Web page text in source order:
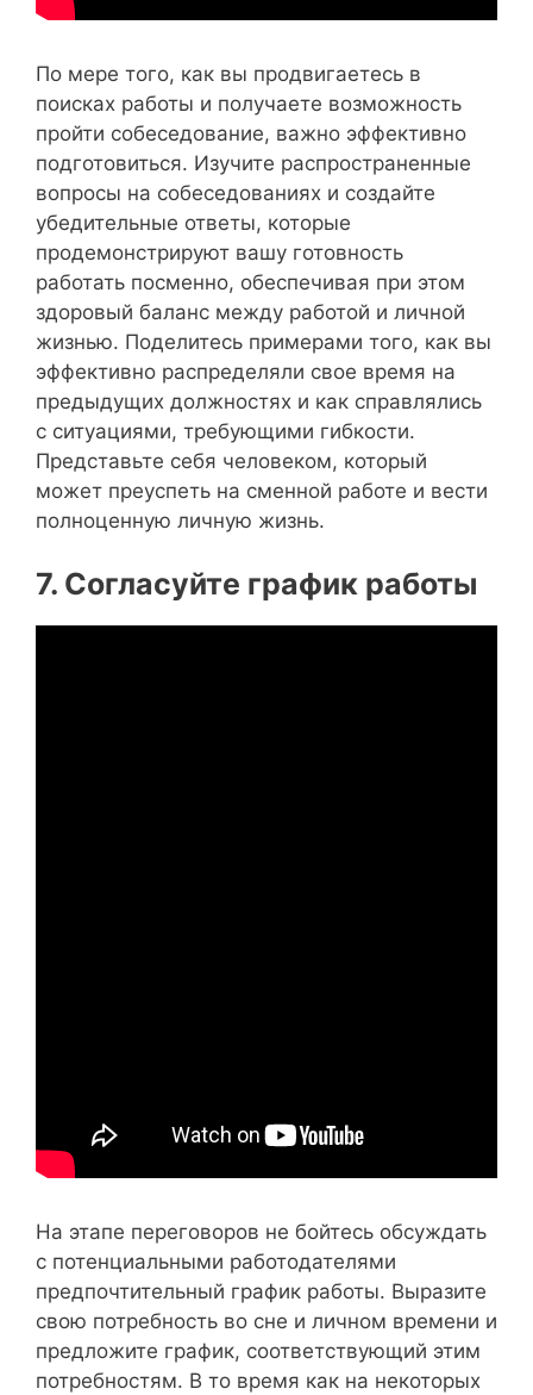
По мере того, как вы продвигаетесь в
поисках работы и получаете возможность
пройти собеседование, важно эффективно
подготовиться. Изучите распространенные
вопросы на собеседованиях и создайте
убедительные ответы, которые
продемонстрируют вашу готовность
работать посменно, обеспечивая при этом
здоровый баланс между работой и личной
жизнью. Поделитесь примерами того, как вы
эффективно распределяли свое время на
предыдущих должностях и как справлялись
с ситуациями, требующими гибкости.
Представьте себя человеком, который
может преуспеть на сменной работе и вести
полноценную личную жизнь.
7. Согласуйте график работы
На этапе переговоров не бойтесь обсуждать
с потенциальными работодателями
предпочтительный график работы. Выразите
свою потребность во сне и личном времени и
предложите график, соответствующий этим
потребностям. В то время как на некоторых